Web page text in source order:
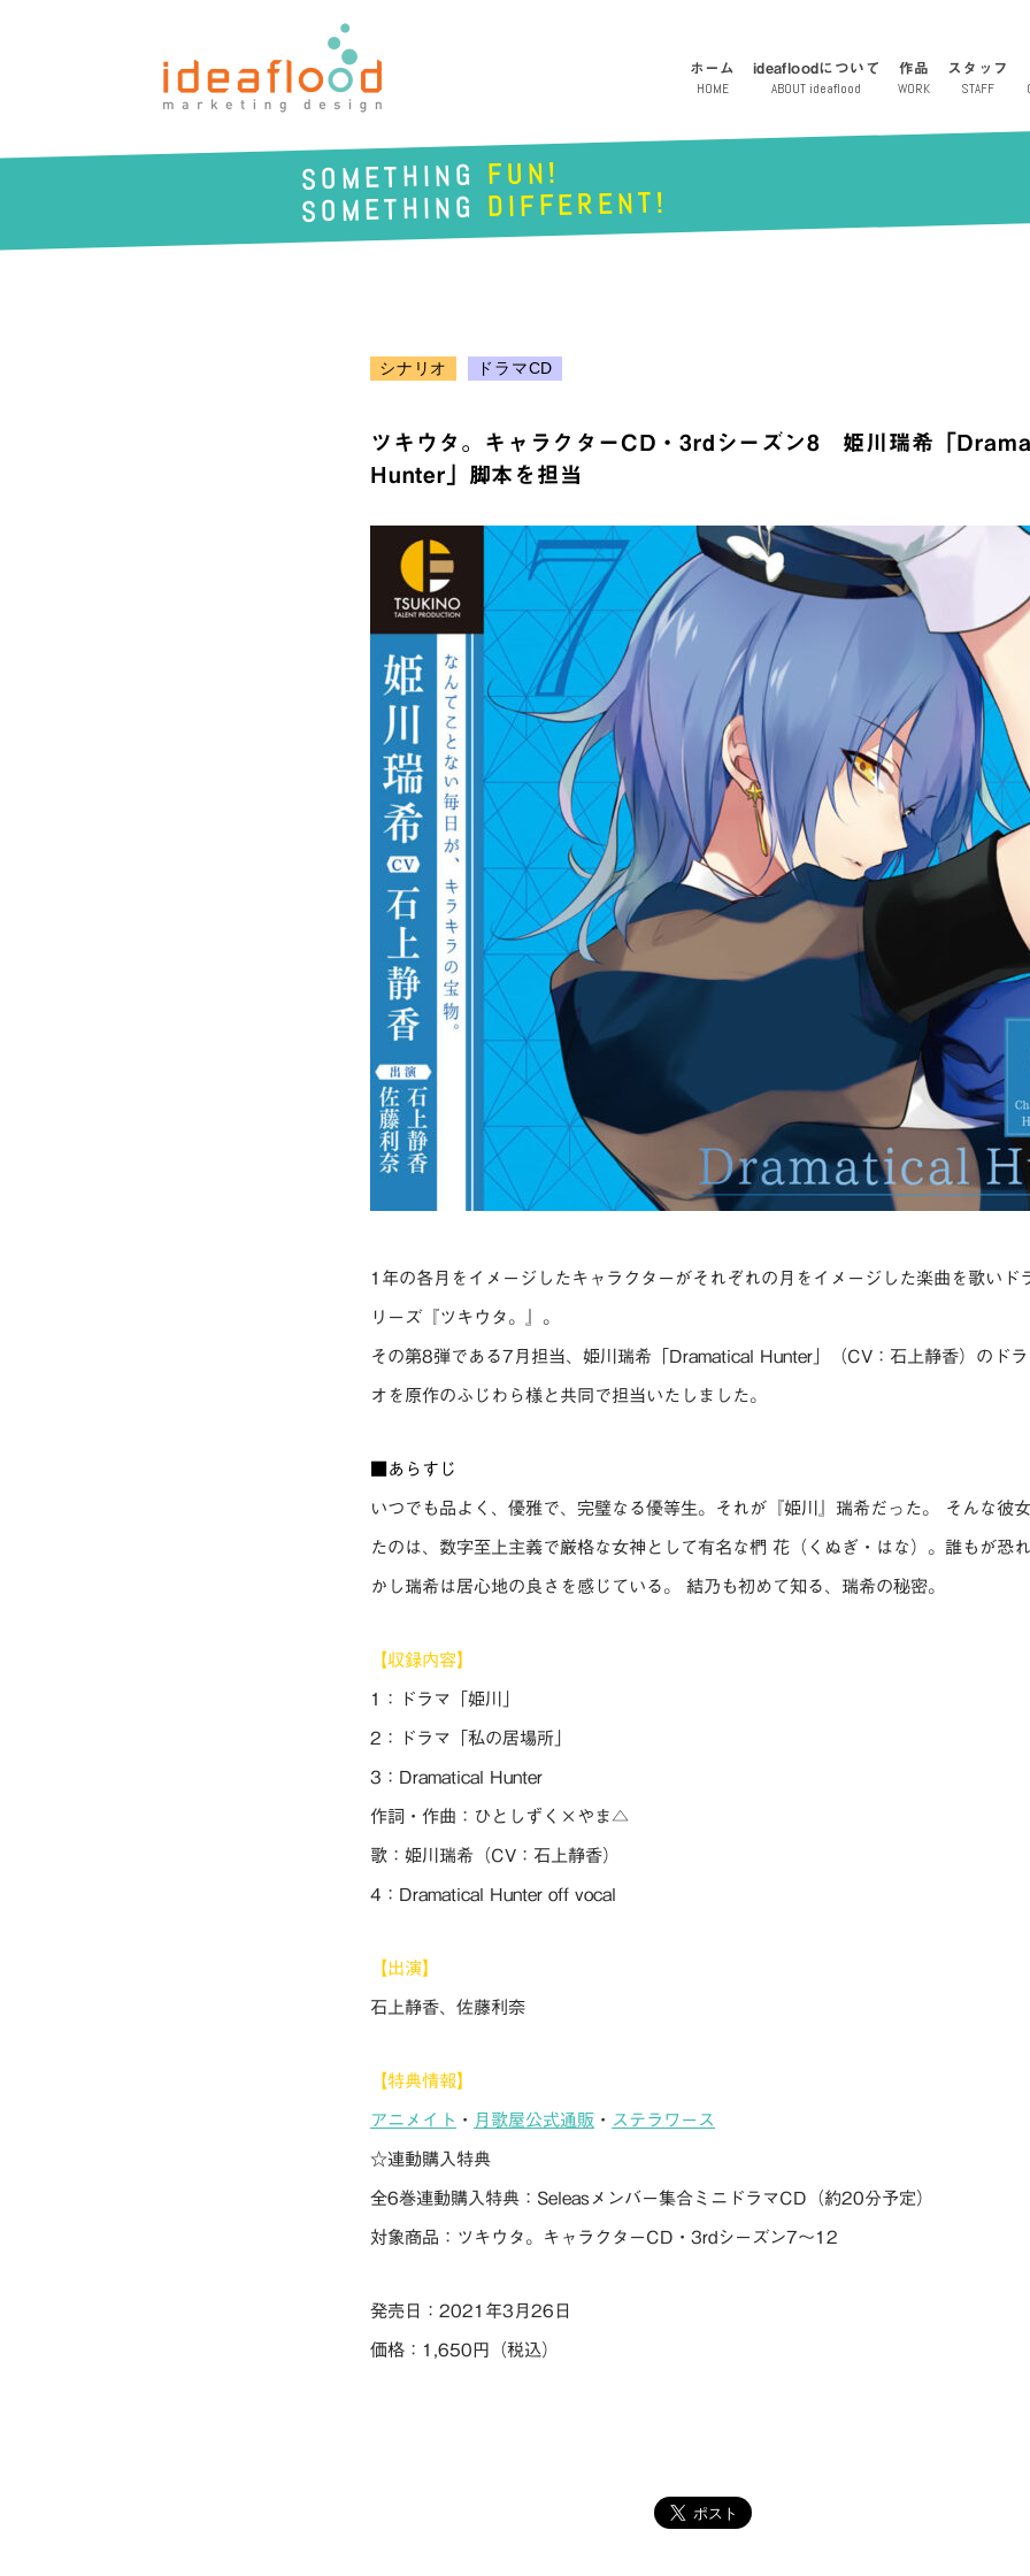
社
ホーム
HOME
ideafloodについて
ABOUT ideaflood
作品
WORK
スタッフ
STAFF
SOMETHING FUN!
SOMETHING DIFFERENT!
シナリオ ドラマCD
ツキウタ。キャラクターCD・3rdシーズン8 姫川瑞希「
Hunter」脚本を担当
1年の各月をイメージしたキャラクターがそれぞれの月をイメージした楽曲を歌いド
リーズ『ツキウタ。』。
その第8弾である7月担当、姫川瑞希「Dramatical Hunter」（CV：石上静香）のドラ
オを原作のふじわら様と共同で担当いたしました。
■あらすじ
いつでも品よく、優雅で、完璧なる優等生。それが『姫川』瑞希だった。 そんな彼
たのは、数字至上主義で厳格な女神として有名な椚 花（くぬぎ・はな）。誰もが恐
かし瑞希は居心地の良さを感じている。 結乃も初めて知る、瑞希の秘密。
【収録内容】
1：ドラマ「姫川」
2：ドラマ「私の居場所」
3：Dramatical Hunter
作詞・作曲：ひとしずく×やま△
歌：姫川瑞希（CV：石上静香）
4：Dramatical Hunter off vocal
【出演】
石上静香、佐藤利奈
【特典情報】
アニメイト ・ 月歌屋公式通販 ・ ステラワース
☆連動購入特典
全6巻連動購入特典：Seleasメンバー集合ミニドラマCD（約20分予定）
対象商品：ツキウタ。キャラクターCD・3rdシーズン7～12
発売日：2021年3月26日
価格：1,650円（税込）